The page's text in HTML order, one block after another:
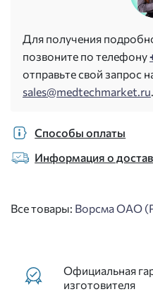
Для получения
позвоните по телефону
отправьте свой запрос
sales@medtechmarket.ru.
Способы оплаты
Информация о
Все товары: Ворсма ОАО
Официальная
изготовителя